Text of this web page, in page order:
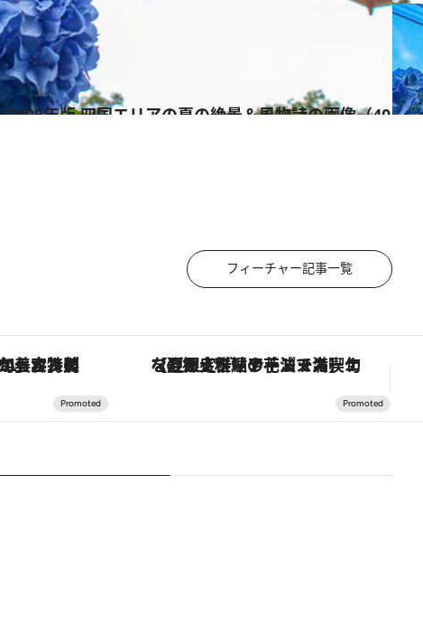
フィーチャー記事一覧
【銀座で出合う最旬美容】美髪ケアや上質な眠り…セルフケアのアップデートから、特別な名入れギフトまで。大人のための「ReFa GINZA」クルーズ 【夏限定ディナーコース】旬を迎える稚鮎や花ズッキーニなどをイタリア・トスカーナの郷土料理の手法で満喫！